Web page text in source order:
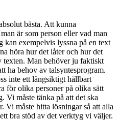
bästa. Att kunna
är som person eller vad man
kan exempelvis lyssna på en text
höra hur det låter och hur det
texten. Man behöver ju faktiskt
ha behov av talsyntesprogram.
inte ett långsiktigt hållbart
för olika personer på olika sätt
Vi måste tänka på att det ska
Vi måste hitta lösningar så att alla
bra stöd av det verktyg vi väljer.